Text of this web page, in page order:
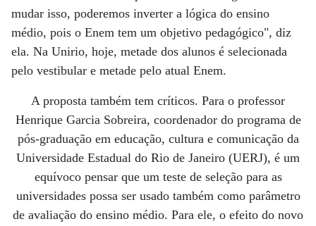
mudar isso, poderemos inverter a lógica do ensino
médio, pois o Enem tem um objetivo pedagógico", diz
ela. Na Unirio, hoje, metade dos alunos é selecionada
pelo vestibular e metade pelo atual Enem.
A proposta também tem críticos. Para o professor
Henrique Garcia Sobreira, coordenador do programa de
pós-graduação em educação, cultura e comunicação da
Universidade Estadual do Rio de Janeiro (UERJ), é um
equívoco pensar que um teste de seleção para as
universidades possa ser usado também como parâmetro
de avaliação do ensino médio. Para ele, o efeito do novo